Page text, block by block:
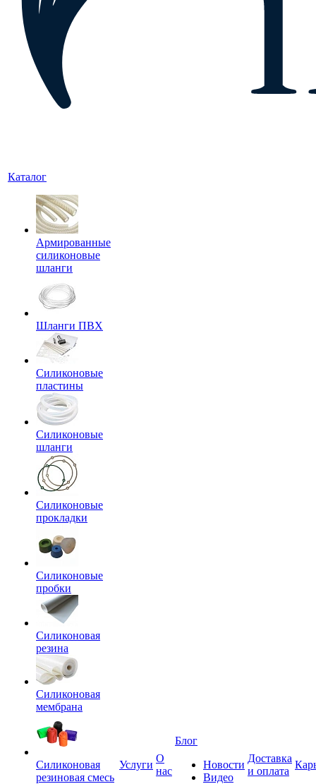
Каталог
Армированные
силиконовые
шланги
Шланги ПВХ
Силиконовые
пластины
Силиконовые
шланги
Силиконовые
прокладки
Силиконовые
пробки
Силиконовая
резина
Силиконовая
мембрана
Силиконовая
резиновая смесь
Услуги
О
нас
Блог
Новости
Видео
Доставка
и оплата